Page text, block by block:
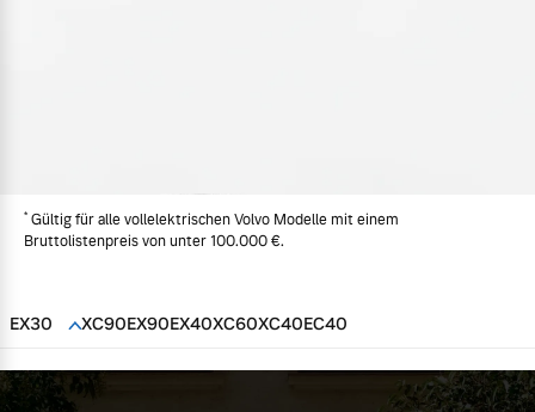
4 Modelle
Geschäftskunden
Gebrauchtwagen
Aktuelle Zubehörangebote
Unsere News & Events
* Gültig für alle vollelektrischen Volvo Modelle mit einem
Bruttolistenpreis von unter 100.000 €.
EX30 XC90EX90EX40XC60XC40EC40